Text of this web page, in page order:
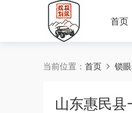
首页
当前位置： 首页 锁
山东惠民